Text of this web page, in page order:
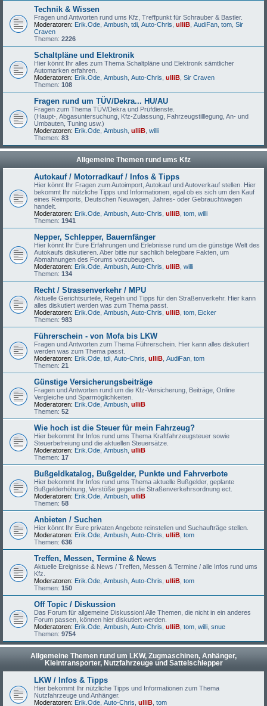
Technik & Wissen
Fragen und Antworten rund ums Kfz, Treffpunkt für Schrauber & Bastler.
Moderatoren: Erik.Ode Ambush tdi Auto-Chris ulliB AudiFan tom Sir
Craven
Themen: 2226
Schaltpläne und Elektronik
Hier könnt Ihr alles zum Thema Schaltpläne und Elektronik sämtlicher
Automarken erfahren.
Moderatoren: Erik.Ode Ambush Auto-Chris ulliB Sir Craven
Themen: 108
Fragen rund um TÜV/Dekra... HU/AU
Fragen zum Thema TÜV/Dekra und Prüfdienste.
(Haupt-, Abgasuntersuchung, Kfz-Zulassung, Fahrzeugstilllegung, An- und
Umbauten, Tuning usw.)
Moderatoren: Erik.Ode Ambush ulliB willi
Themen: 83
Allgemeine Themen rund ums Kfz
Autokauf / Motorradkauf / Infos & Tipps
Hier könnt Ihr Fragen zum Autoimport, Autokauf und Autoverkauf stellen. Hier
bekommt Ihr nützliche Tipps und Informationen, egal ob es sich um den Kauf
eines Reimports, Deutschen Neuwagen, Jahres- oder Gebrauchtwagen
handelt.
Moderatoren: Erik.Ode Ambush Auto-Chris ulliB tom willi
Themen: 1941
Nepper, Schlepper, Bauernfänger
Hier könnt Ihr Eure Erfahrungen und Erlebnisse rund um die günstige Welt des
Autokaufs diskutieren. Aber bitte nur sachlich belegbare Fakten, um
Abmahnungen des Forums vorzubeugen.
Moderatoren: Erik.Ode Ambush Auto-Chris ulliB willi
Themen: 134
Recht / Strassenverkehr / MPU
Aktuelle Gerichtsurteile, Regeln und Tipps für den Straßenverkehr. Hier kann
alles diskutiert werden was zum Thema passt.
Moderatoren: Erik.Ode Ambush Auto-Chris ulliB tom Eicker
Themen: 983
Führerschein - von Mofa bis LKW
Fragen und Antworten zum Thema Führerschein. Hier kann alles diskutiert
werden was zum Thema passt.
Moderatoren: Erik.Ode tdi Auto-Chris ulliB AudiFan tom
Themen: 21
Günstige Versicherungsbeiträge
Fragen und Antworten rund um die Kfz-Versicherung, Beiträge, Online
Vergleiche und Sparmöglichkeiten.
Moderatoren: Erik.Ode Ambush ulliB
Themen: 52
Wie hoch ist die Steuer für mein Fahrzeug?
Hier bekommt Ihr Infos rund ums Thema Kraftfahrzeugsteuer sowie
Steuerbefreiung und die aktuellen Steuersätze.
Moderatoren: Erik.Ode Ambush ulliB
Themen: 17
Bußgeldkatalog, Bußgelder, Punkte und Fahrverbote
Hier bekommt Ihr Infos rund ums Thema aktuelle Bußgelder, geplante
Bußgelderhöhung, Verstöße gegen die Straßenverkehrsordnung ect.
Moderatoren: Erik.Ode Ambush ulliB
Themen: 58
Anbieten / Suchen
Hier könnt Ihr Eure privaten Angebote reinstellen und Suchaufträge stellen.
Moderatoren: Erik.Ode Ambush Auto-Chris ulliB tom
Themen: 636
Treffen, Messen, Termine & News
Aktuelle Ereignisse & News / Treffen, Messen & Termine / alle Infos rund ums
Kfz.
Moderatoren: Erik.Ode Ambush Auto-Chris ulliB tom
Themen: 150
Off Topic / Diskussion
Das Forum für allgemeine Diskussion! Alle Themen, die nicht in ein anderes
Forum passen, können hier diskutiert werden.
Moderatoren: Erik.Ode Ambush Auto-Chris ulliB tom willi snue
Themen: 9754
Allgemeine Themen rund um LKW, Zugmaschinen, Anhänger,
Kleintransporter, Nutzfahrzeuge und Sattelschlepper
LKW / Infos & Tipps
Hier bekommt Ihr nützliche Tipps und Informationen zum Thema
Nutzfahrzeuge und Anhänger.
Moderatoren: Erik.Ode Auto-Chris ulliB tom